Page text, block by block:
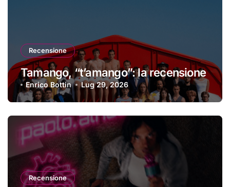
Recensione
Tamango, “t’amango”: la recensione
Enrico Bottin Lug 29, 2026
Recensione